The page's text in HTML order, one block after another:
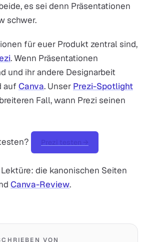
es sei denn Präsentationen
schwer.
für euer Produkt zentral sind,
. Wenn Präsentationen
und ihr andere Designarbeit
auf Canva. Unser Prezi-Spotlight
Fall, wann Prezi seinen
Prezi testen →
die kanonischen Seiten
Canva-Review.
VON